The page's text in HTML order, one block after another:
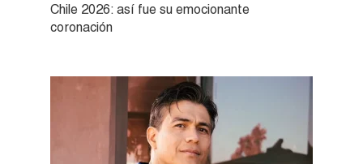
Chile 2026: así fue su emocionante
coronación